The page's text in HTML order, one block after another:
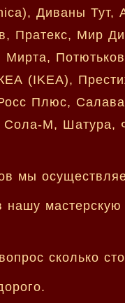
Диваны
Пратекс, Мир
(IKEA),
Плюс,
М, Шатура,
мы
нашу
сколько